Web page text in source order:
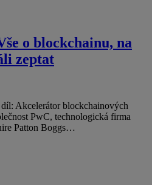
o blockchainu, na
zeptat
Akcelerátor blockchainových
PwC, technologická firma
Patton Boggs…